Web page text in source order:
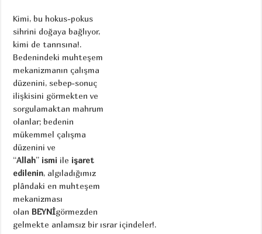
Kimi, bu hokus-pokus
sihrini doğaya bağlıyor,
kimi de tanrısına!.
Bedenindeki muhteşem
mekanizmanın çalışma
düzenini, sebep-sonuç
ilişkisini görmekten ve
sorgulamaktan mahrum
olanlar; bedenin
mükemmel çalışma
düzenini ve
“Allah” ismi ile işaret
edilenin, algıladığımız
plândaki en muhteşem
mekanizması
olan BEYNİgörmezden
gelmekte anlamsız bir ısrar içindeler!.